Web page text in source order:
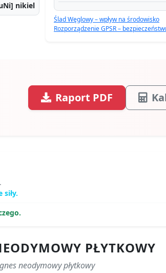
nikiel
Ślad Węglowy – wpływ na środowisko
Rozporządzenie GPSR –
Raport PDF
PŁYTKOWY
neodymowy płytkowy